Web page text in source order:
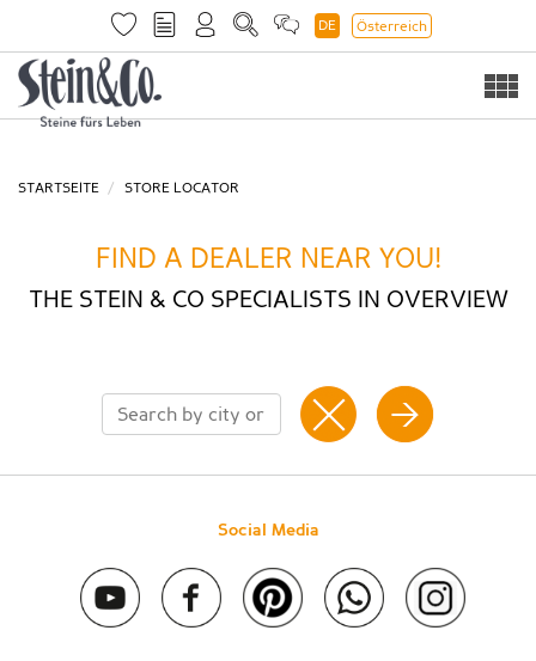
DE Österreich
STARTSEITE STORE LOCATOR
FIND A DEALER NEAR YOU!
THE STEIN & CO SPECIALISTS IN OVERVIEW
Social Media